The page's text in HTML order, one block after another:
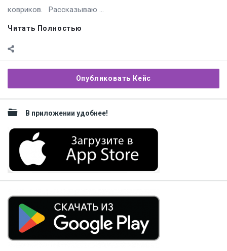
ковриков. Рассказываю ...
Читать Полностью
Sidebar
Опубликовать Кейс
В приложении удобнее!